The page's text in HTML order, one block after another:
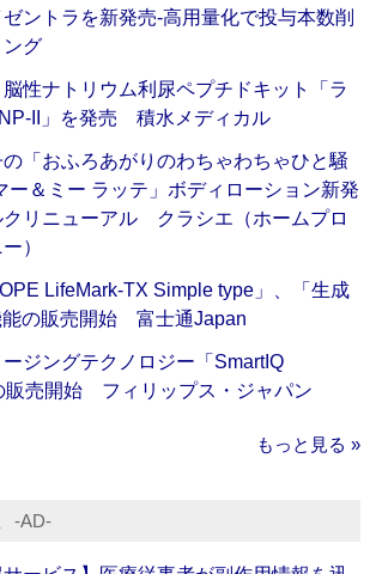
ゼントラを新発売‐高用量化で投与本数削
グ
脳性ナトリウム利尿ペプチドキット「ラ
II」を発売 積水メディカル
の「おふろあがりのわちゃわちゃひと騒
ー＆ミー ラッテ」ボディローション新発
クリニューアル クラシエ（ホームプロ
）
LifeMark-TX Simple type」、「生成
能の販売開始 富士通Japan
ージングテクノロジー「SmartIQ
販売開始 フィリップス・ジャパン
もっと見る »
‐AD‐